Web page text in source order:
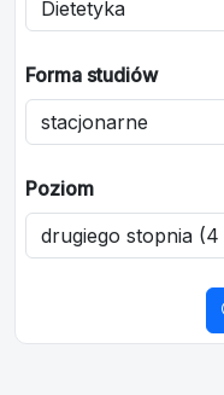
Forma studiów
Poziom